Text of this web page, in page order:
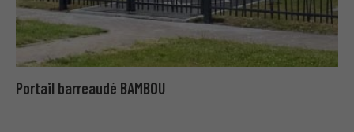
Portail barreaudé BAMBOU